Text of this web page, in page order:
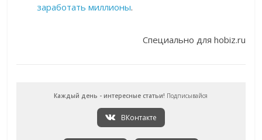
заработать миллионы.
Специально для hobiz.ru
Каждый день - интересные статьи! Подписывайся
ВКонтакте